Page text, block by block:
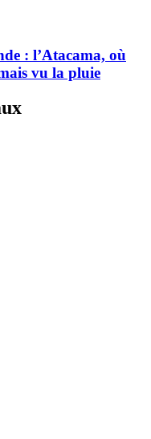
: l’Atacama, où
vu la pluie